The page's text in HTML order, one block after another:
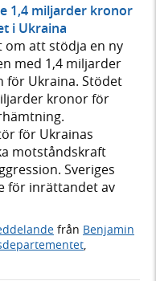
1,4 miljarder kronor
i Ukraina
om att stödja en ny
med 1,4 miljarder
för Ukraina. Stödet
kronor för
för Ukrainas
motståndskraft
Sveriges
för inrättandet av
från Benjamin